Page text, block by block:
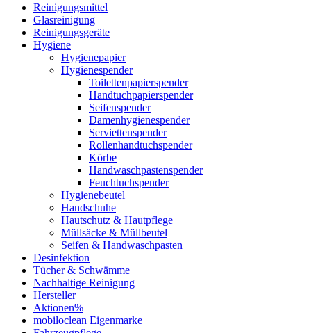
Reinigungsmittel
Glasreinigung
Reinigungsgeräte
Hygiene
Hygienepapier
Hygienespender
Toilettenpapierspender
Handtuchpapierspender
Seifenspender
Damenhygienespender
Serviettenspender
Rollenhandtuchspender
Körbe
Handwaschpastenspender
Feuchtuchspender
Hygienebeutel
Handschuhe
Hautschutz & Hautpflege
Müllsäcke & Müllbeutel
Seifen & Handwaschpasten
Desinfektion
Tücher & Schwämme
Nachhaltige Reinigung
Hersteller
Aktionen%
mobiloclean Eigenmarke